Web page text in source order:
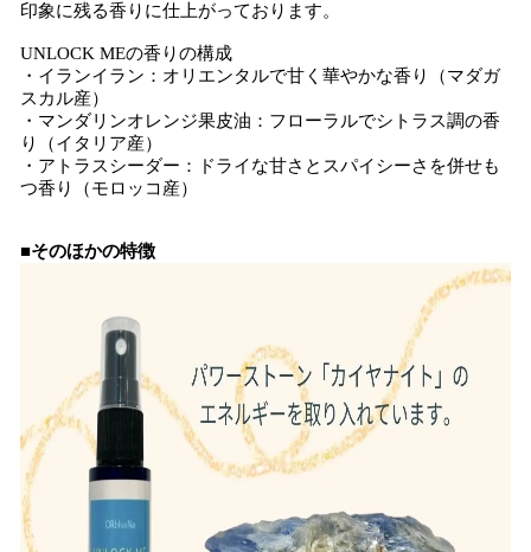
印象に残る香りに仕上がっております。
UNLOCK MEの香りの構成
・イランイラン：オリエンタルで甘く華やかな香り（マダガ
スカル産）
・マンダリンオレンジ果皮油：フローラルでシトラス調の香
り（イタリア産）
・アトラスシーダー：ドライな甘さとスパイシーさを併せも
つ香り（モロッコ産）
■そのほかの特徴